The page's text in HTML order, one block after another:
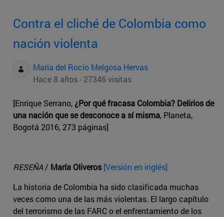
Contra el cliché de Colombia como
nación violenta
Maria del Rocio Melgosa Hervas
Hace 8 años - 27346 visitas
[Enrique Serrano, ¿Por qué fracasa Colombia? Delirios de
una nación que se desconoce a sí misma, Planeta,
Bogotá 2016, 273 páginas]
RESEÑA/ María Oliveros [Versión en inglés]
La historia de Colombia ha sido clasificada muchas
veces como una de las más violentas. El largo capítulo
del terrorismo de las FARC o el enfrentamiento de los